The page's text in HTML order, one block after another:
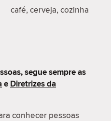
café, cerveja, cozinha
segue sempre as
e Diretrizes da
conhecer pessoas